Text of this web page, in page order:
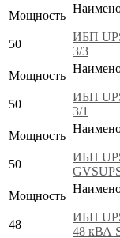
Мощность
50
ИБП
3/3
Мощность
50
ИБП
3/1
Мощность
50
ИБП
Мощность
48
ИБП
48 кВА